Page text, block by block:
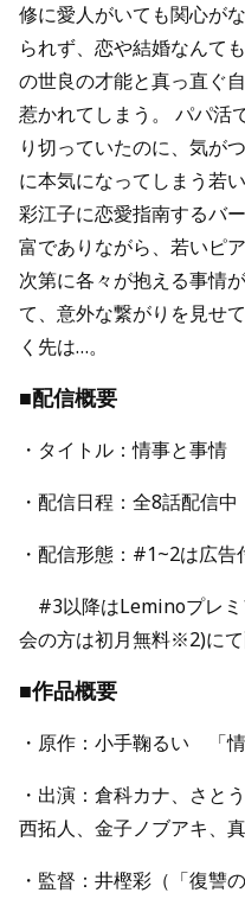
修に愛人がいても関心が
られず、恋や結婚なんて
の世良の才能と真っ直ぐ
惹かれてしまう。 パパ活
り切っていたのに、気が
に本気になってしまう若い
彩江子に恋愛指南するバ
富でありながら、若いピ
次第に各々が抱える事情
て、意外な繋がりを見せ
く先は…。
■配信概要
・タイトル：情事と事情
・配信日程：全8話配信中
・配信形態：#1~2は広告
#3以降はLeminoプレ
会の方は初月無料※2)に
■作品概要
・原作：小手鞠るい 「
・出演：倉科カナ、さと
西拓人、金子ノブアキ、
・監督：井樫彩 （「復讐